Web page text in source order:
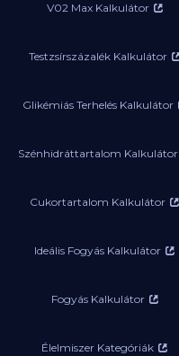
V02 Max Kalkulátor
Testzsírszázalék Kalkulátor
Glikémiás Terhelés Kalkulátor
Szénhidráttartalom Kalkulátor
Cukortartalom Kalkulátor
Ideális Fogyás Kalkulátor
Fogyás Kalkulátor
Élelmiszer Kategóriák